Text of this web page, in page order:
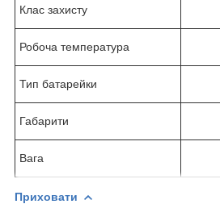
Клас захисту
Робоча температура
Тип батарейки
Габарити
Вага
Приховати